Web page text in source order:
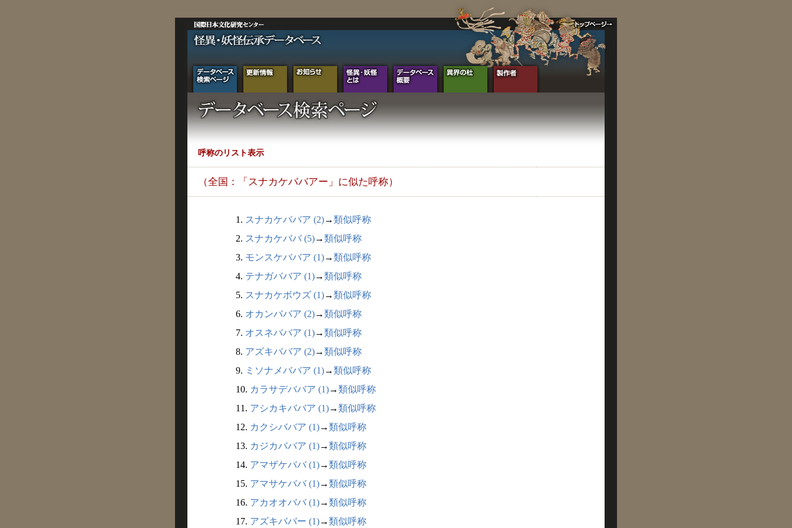
呼称のリスト表示
（全国：「スナカケババアー」に似た呼称）
1. スナカケババア (2)→類似呼称
2. スナカケババ (5)→類似呼称
3. モンスケババア (1)→類似呼称
4. テナガババア (1)→類似呼称
5. スナカケボウズ (1)→類似呼称
6. オカンババア (2)→類似呼称
7. オスネババア (1)→類似呼称
8. アズキババア (2)→類似呼称
9. ミソナメババア (1)→類似呼称
10. カラサデババア (1)→類似呼称
11. アシカキババア (1)→類似呼称
12. カクシババア (1)→類似呼称
13. カジカババア (1)→類似呼称
14. アマザケババ (1)→類似呼称
15. アマサケババ (1)→類似呼称
16. アカオオババ (1)→類似呼称
17. アズキババー (1)→類似呼称